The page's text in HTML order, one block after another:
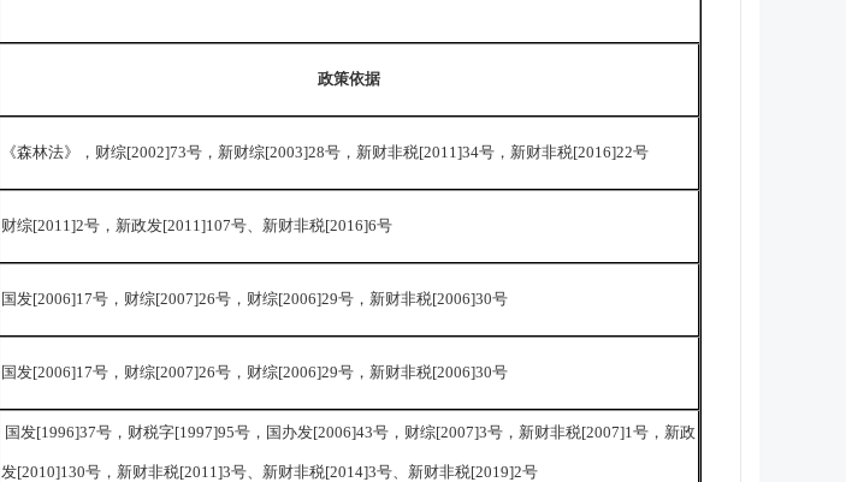
政策依据
《森林法》，财综[2002]73号，新财综[2003]28号，新财非税[2011]34号，新财非税[2016]22号
财综[2011]2号，新政发[2011]107号、新财非税[2016]6号
国发[2006]17号，财综[2007]26号，财综[2006]29号，新财非税[2006]30号
国发[2006]17号，财综[2007]26号，财综[2006]29号，新财非税[2006]30号
国发[1996]37号，财税字[1997]95号，国办发[2006]43号，财综[2007]3号，新财非税[2007]1号，新政
发[2010]130号，新财非税[2011]3号、新财非税[2014]3号、新财非税[2019]2号